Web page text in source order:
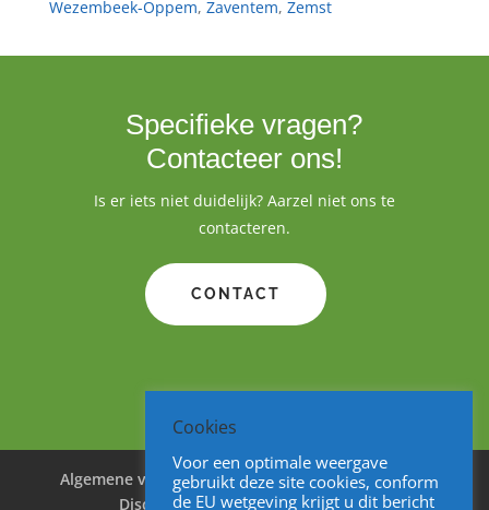
Wezembeek-Oppem, Zaventem, Zemst
Specifieke vragen?
Contacteer ons!
Is er iets niet duidelijk? Aarzel niet ons te
contacteren.
CONTACT
Algemene voorwaarden Cookies
Privacy
Disclaimer
Sitemap V&A
Cookies
Voor een optimale weergave
gebruikt deze site cookies, conform
de EU wetgeving krijgt u dit bericht